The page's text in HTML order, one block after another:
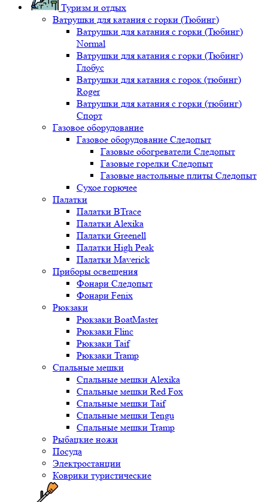
Туризм и отдых
Ватрушки для катания с горки (Тюбинг)
Ватрушки для катания с горки (Тюбинг)
Normal
Ватрушки для катания с горки (Тюбинг)
Глобус
Ватрушки для катания с горок (тюбинг)
Roger
Ватрушки для катания с горки (тюбинг)
Спорт
Газовое оборудование
Газовое оборудование Следопыт
Газовые обогреватели Следопыт
Газовые горелки Следопыт
Газовые настольные плиты Следопыт
Сухое горючее
Палатки
Палатки BTrace
Палатки Alexika
Палатки Greenell
Палатки High Peak
Палатки Maverick
Приборы освещения
Фонари Следопыт
Фонари Fenix
Рюкзаки
Рюкзаки BoatMaster
Рюкзаки Flinc
Рюкзаки Taif
Рюкзаки Tramp
Спальные мешки
Спальные мешки Alexika
Спальные мешки Red Fox
Спальные мешки Taif
Спальные мешки Tengu
Спальные мешки Tramp
Рыбацкие ножи
Посуда
Электростанции
Коврики туристические